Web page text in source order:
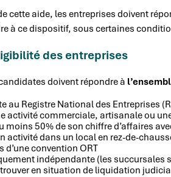
cette aide, les entreprises doivent
à ce dispositif, sous certaines
des entreprises
doivent répondre à
au Registre National des Entreprises
activité commerciale, artisanale ou
moins 50% de son chiffre d’affaires
activité dans un local en rez-de-
d’une convention ORT
indépendante (les succursales
en situation de liquidation